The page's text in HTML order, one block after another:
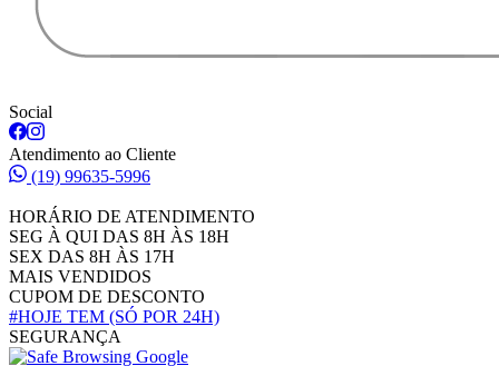
Social
Atendimento ao Cliente
(19) 99635-5996
HORÁRIO DE ATENDIMENTO
SEG À QUI DAS 8H ÀS 18H
SEX DAS 8H ÀS 17H
MAIS VENDIDOS
CUPOM DE DESCONTO
#HOJE TEM (SÓ POR 24H)
SEGURANÇA